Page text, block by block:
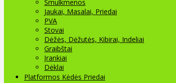
Smulkmenos
Jaukai, Masalai, Priedai
PVA
Stovai
Dėžės, Dėžutės, Kibirai, Indeliai
Graibštai
Įrankiai
Dėklai
Platformos Kėdės Priedai